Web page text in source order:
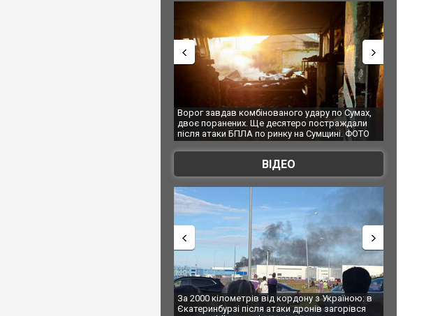
Ворог завдав комбінованого удару по Сумах,
двоє поранених. Ще десятеро постраждали
після атаки БПЛА по ринку на Сумщині. ФОТО
За 2000 кілометрів від кордону з Україною: в
Єкатеринбурзі після атаки дронів загорівся
склад Wildberries. ФОТО. ВІДЕО
ВІДЕО
За 2000 кілометрів від кордону з Україною: в
Єкатеринбурзі після атаки дронів загорівся
В Таїланді футболіст загинув від удару
блискавки під час матчу: ще 12 людей